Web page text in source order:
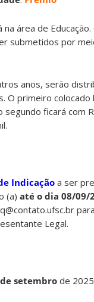
na área de Educação.
submetidos por
anos, serão
O primeiro colocado
segundo ficará com
Indicação a ser
(a)até o dia 08/09/
para
Legal.
setembrode 2025